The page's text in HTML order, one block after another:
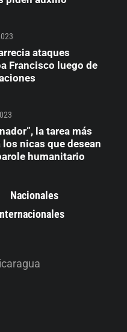
ataques
Francisco luego de
la tarea más
nicas que desean
humanitario
Nacionales